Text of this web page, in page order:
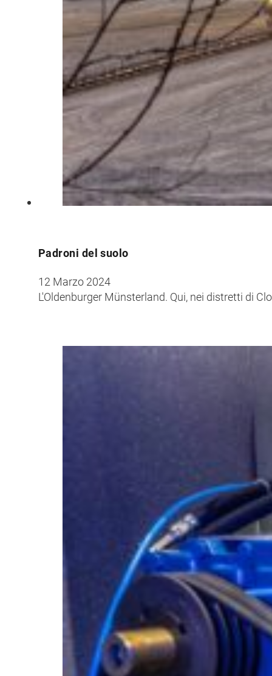
Padroni del suolo
12 Marzo 2024
L'Oldenburger Münsterland. Qui, nei distretti di